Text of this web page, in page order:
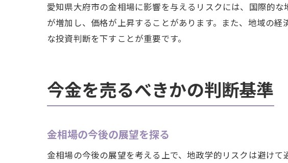
愛知県
地
愛
地
金
愛知県大府市の金相場に影響を与えるリスクには、国際的
が増加し、価格が上昇することがあります。また、地域の
な投資判断を下すことが重要です。
今金を売るべきかの判断基準
金相場の今後の展望を探る
金相場の今後の展望を考える上で、地政学的リスクは避け